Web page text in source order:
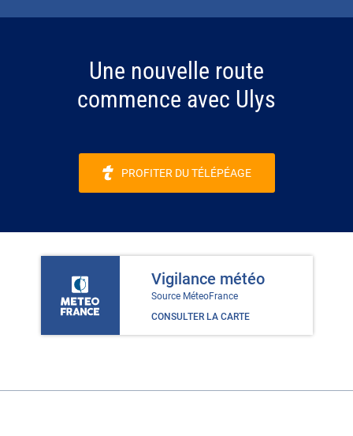
Une nouvelle route
commence avec Ulys
PROFITER DU TÉLÉPÉAGE
Vigilance météo
Source MéteoFrance
CONSULTER LA CARTE